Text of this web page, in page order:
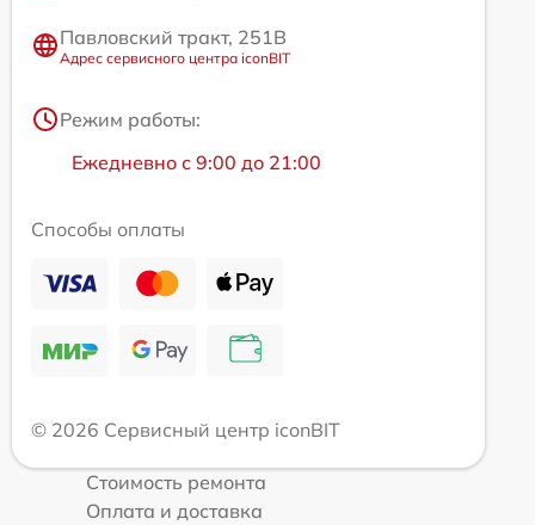
Павловский тракт, 251В
Адрес сервисного центра iconBIT
Режим работы:
Ежедневно с 9:00 до 21:00
Способы оплаты
© 2026 Сервисный центр iconBIT
Стоимость ремонта
Оплата и доставка